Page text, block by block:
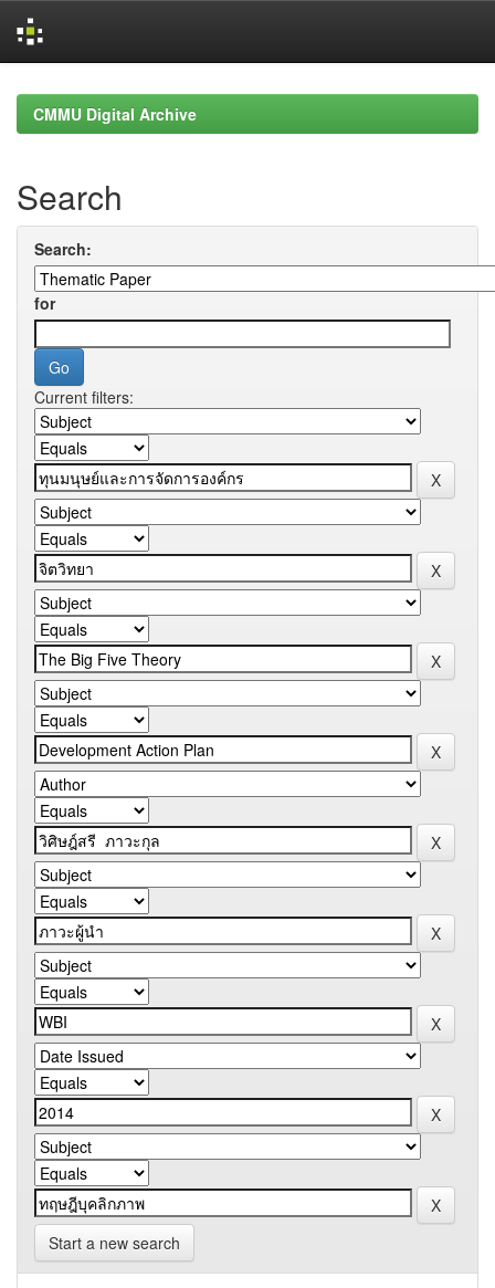
navigationCMMU Digital Archive
Search
Search:
for
Current filters:
Start a new search